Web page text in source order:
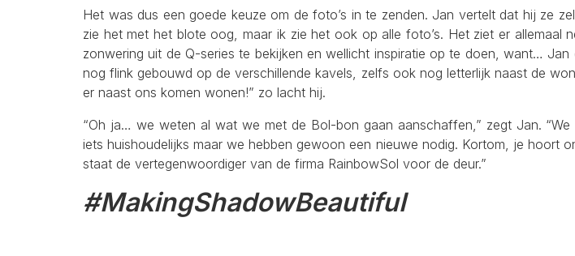
Het was dus een goede keuze om de foto’s in te zenden. Jan vertelt dat hij ze
zie het met het blote oog, maar ik zie het ook op alle foto’s. Het ziet er
zonwering uit de Q-series te bekijken en wellicht inspiratie op te doen, want…
nog flink gebouwd op de verschillende kavels, zelfs ook nog letterlijk naast de
er naast ons komen wonen!” zo lacht hij.
“Oh ja… we weten al wat we met de Bol-bon gaan aanschaffen,” zegt Jan.
iets huishoudelijks maar we hebben gewoon een nieuwe nodig. Kortom, je hoort
staat de vertegenwoordiger van de firma RainbowSol voor de deur.”
#MakingShadowBeautiful